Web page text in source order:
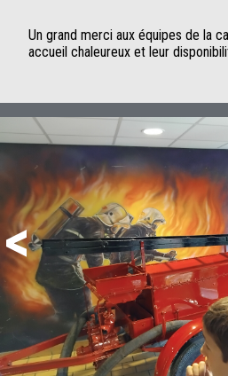
Un grand merci aux équipes de la
accueil chaleureux et leur
<